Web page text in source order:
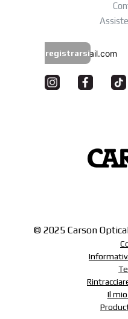
registrarsi
© 2025 Carson
Il